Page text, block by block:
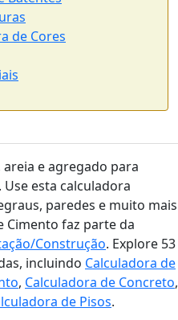
de Cores
e agregado para
esta calculadora
paredes e muito mais
Cimento faz parte da
Construção. Explore 53
incluindo Calculadora de
, Calculadora de Concreto,
de Pisos.